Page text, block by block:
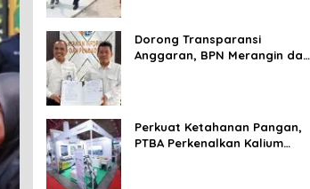
Dorong Transparansi
Anggaran, BPN Merangin dan
Perkuat Ketahanan Pangan,
PTBA Perkenalkan Kalium